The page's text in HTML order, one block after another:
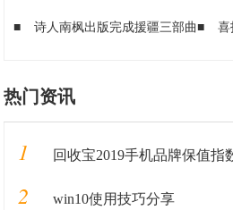
■ 诗人南枫出版完成援疆三部曲■ 喜报
热门资讯
1 回收宝2019手机品牌保值指数出炉
2 win10使用技巧分享